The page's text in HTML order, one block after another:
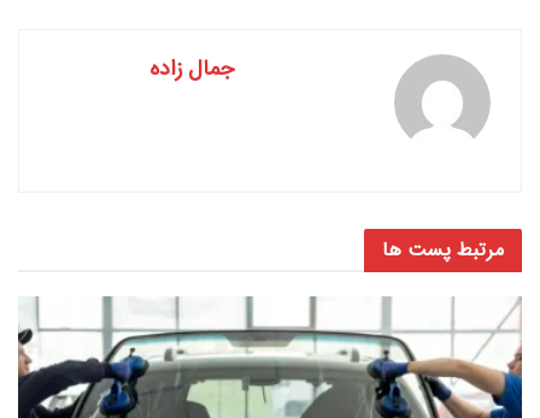
جمال زاده
مرتبط پست ها